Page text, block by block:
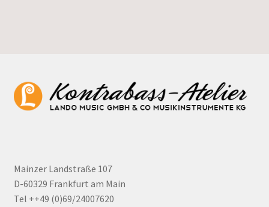
Mainzer Landstraße 107
D-60329 Frankfurt am Main
Tel ++49 (0)69/24007620